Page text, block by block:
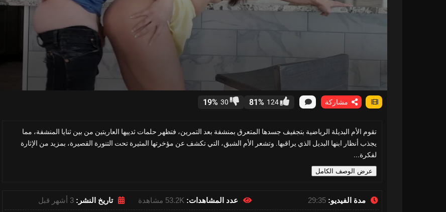
secondsVolume
مشاركة 124
81%
30
19%
تقوم الأم البديلة الرياضية بتجفيف جسدها المتعرق بمنشفة بعد التمرين، فتظهر حلمات ثدييها العاريتين من بين ثنايا المنشفة، مما
يجذب أنظار ابنها البديل الذي يراقبها. وتشعر الأم الشبق، التي تكشف عن مؤخرتها المثيرة تحت التنورة القصيرة، بمزيد من الإثارة
لفكرة...
عرض الوصف الكامل
مدة الفيديو: 29:35 عدد المشاهدات: 53.2K مشاهدة تاريخ النشر: 3 أشهر قبل